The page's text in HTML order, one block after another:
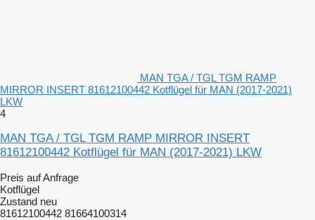
MAN TGA / TGL TGM RAMP
MIRROR INSERT 81612100442 Kotflügel für MAN (2017-2021)
LKW
4
MAN TGA / TGL TGM RAMP MIRROR INSERT
81612100442 Kotflügel für MAN (2017-2021) LKW
Preis auf Anfrage
Kotflügel
Zustand neu
81612100442 81664100314